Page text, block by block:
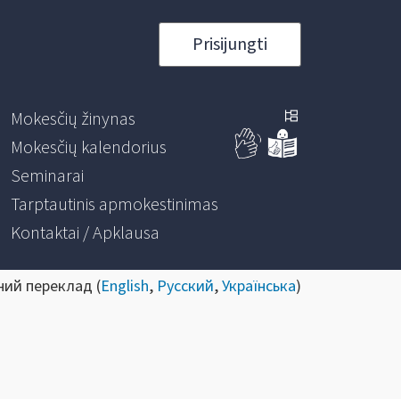
Prisijungti
Mokesčių žinynas
Mokesčių kalendorius
Seminarai
Tarptautinis apmokestinimas
Kontaktai / Apklausa
переклад (English, Русский,Українська)